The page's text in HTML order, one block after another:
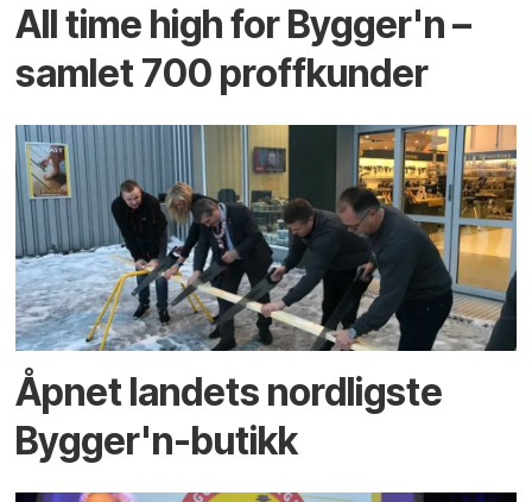
All time high for Bygger'n –
samlet 700 proffkunder
Åpnet landets nordligste
Bygger'n-butikk